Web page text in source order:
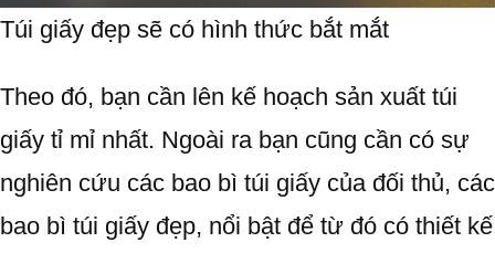
Túi giấy đẹp sẽ có hình thức bắt mắt
Theo đó, bạn cần lên kế hoạch sản xuất túi
giấy tỉ mỉ nhất. Ngoài ra bạn cũng cần có sự
nghiên cứu các bao bì túi giấy của đối thủ, các
bao bì túi giấy đẹp, nổi bật để từ đó có thiết kế